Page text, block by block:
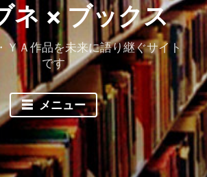
ネ × ブックス
ＹＡ作品を未来に語り継ぐサイト
です
メニュー